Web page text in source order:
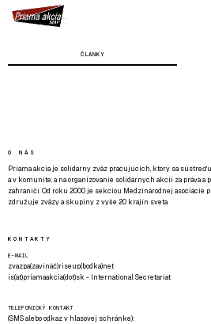
ČLÁNKY
O NÁS
Priama akcia je solidárny zväz pracujúcich, ktorý sa
a v komunite, a na organizovanie solidárnych akcií za práva
zahraničí. Od roku 2000 je sekciou Medzinárodnej asociácie
združuje zväzy a skupiny z vyše 20 krajín sveta.
KONTAKTY
E-MAIL
zvazpa(zavináč)riseup(bodka)net
is(at)priamaakcia(dot)sk - International Secretariat
TELEFONICKÝ KONTAKT
(SMS alebo odkaz v hlasovej schránke):